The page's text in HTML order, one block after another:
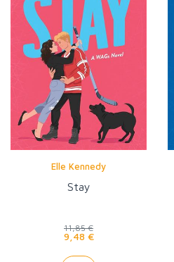
Elle Kennedy
Stay
11,85 €
9,48 €